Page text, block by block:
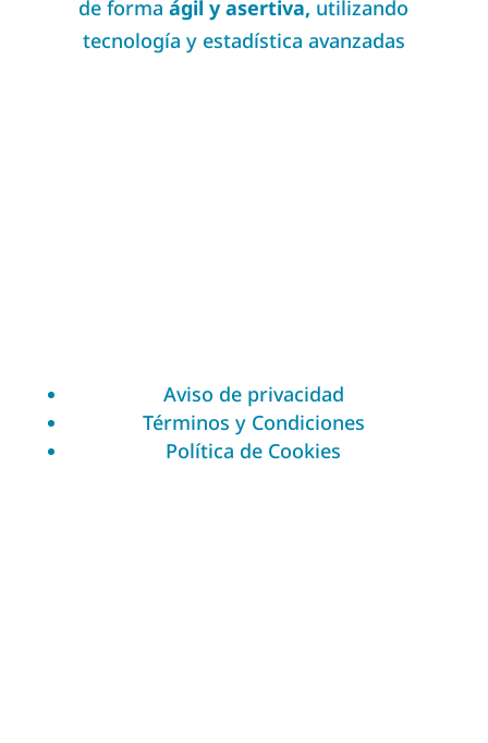
de formaágil y asertiva, utilizando
tecnología y estadística avanzadas
Aviso de privacidad
Términos y Condiciones
Política de Cookies